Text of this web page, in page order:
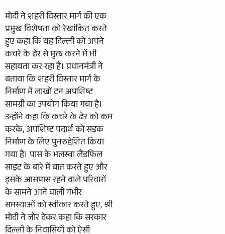
मोदी ने शहरी विस्तार मार्ग की एक
प्रमुख विशेषता को रेखांकित करते
हुए कहा कि यह दिल्ली को अपने
कचरे के ढेर से मुक्त करने में भी
सहायता कर रहा है। प्रधानमंत्री ने
बताया कि शहरी विस्तार मार्ग के
निर्माण में लाखों टन अपशिष्ट
सामग्री का उपयोग किया गया है।
उन्होंने कहा कि कचरे के ढेर को कम
करके, अपशिष्ट पदार्थ को सड़क
निर्माण के लिए पुनरुद्देशित किया
गया है। पास के भलस्वा लैंडफिल
साइट के बारे में बात करते हुए और
इसके आसपास रहने वाले परिवारों
के सामने आने वाली गंभीर
समस्याओं को स्वीकार करते हुए, श्री
मोदी ने जोर देकर कहा कि सरकार